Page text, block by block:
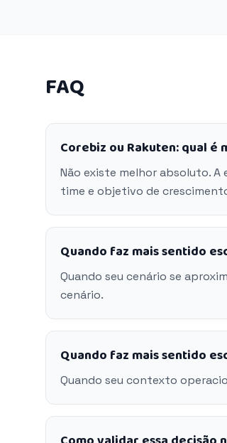
FAQ
Corebiz ou Rakuten: qual é
Não existe melhor absoluto.
time e objetivo de
Quando faz mais sentido
Quando seu cenário se
cenário.
Quando faz mais sentido
Quando seu contexto